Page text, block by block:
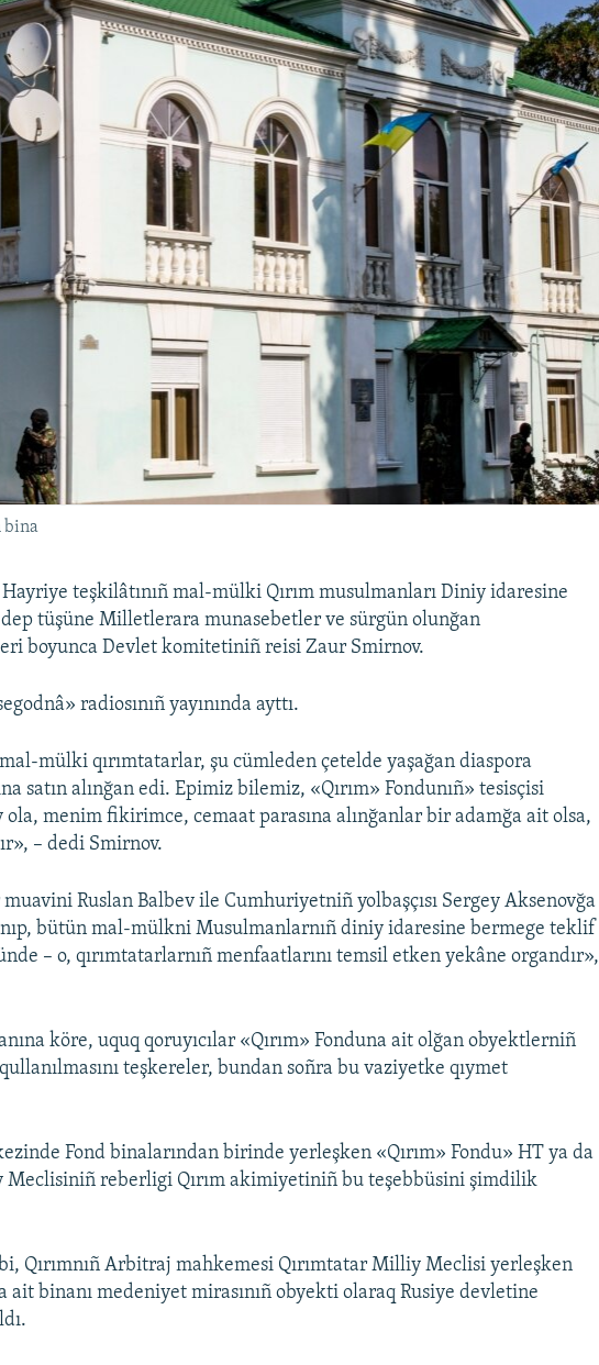
bina
Hayriye teşkilâtınıñ mal-mülki Qırım musulmanları Diniy idaresine
tüşüne Milletlerara munasebetler ve sürgün olunğan
boyunca Devlet komitetiniñ reisi Zaur Smirnov.
radiosınıñ yayınında ayttı.
mülki qırımtatarlar, şu cümleden çetelde yaşağan diaspora
satın alınğan edi. Epimiz bilemiz, «Qırım» Fondunıñ» tesisçisi
menim fikirimce, cemaat parasına alınğanlar bir adamğa ait olsa,
– dedi Smirnov.
Ruslan Balbev ile Cumhuriyetniñ yolbaşçısı Sergey Aksenovğa
bütün mal-mülkni Musulmanlarnıñ diniy idaresine bermege teklif
– o, qırımtatarlarnıñ menfaatlarını temsil etken yekâne organdır»,
köre, uquq qoruyıcılar «Qırım» Fonduna ait olğan obyektlerniñ
teşkereler, bundan soñra bu vaziyetke qıymet
Fond binalarından birinde yerleşken «Qırım» Fondu» HT ya da
Meclisiniñ reberligi Qırım akimiyetiniñ bu teşebbüsini şimdilik
Qırımnıñ Arbitraj mahkemesi Qırımtatar Milliy Meclisi yerleşken
ait binanı medeniyet mirasınıñ obyekti olaraq Rusiye devletine